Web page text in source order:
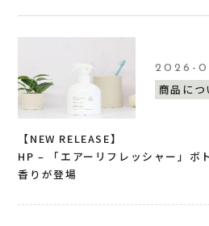
2026-
商品につ
【NEW RELEASE】
HP – 「エアーリフレッシャー」ボ
香りが登場